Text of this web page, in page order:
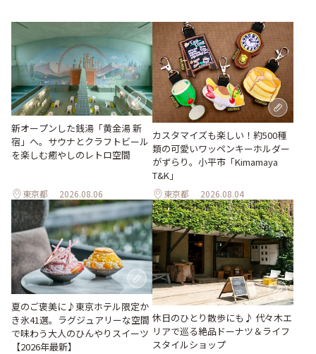
新オープンした銭湯「黄金湯 新
宿」へ。サウナとクラフトビール
を楽しむ癒やしのレトロ空間
東京都 2026.08.06
カスタマイズも楽しい！約500種
類の可愛いワッペンキーホルダー
がずらり。小平市「Kimamaya
T&K」
東京都 2026.08.04
夏のご褒美に♪東京ホテル限定か
き氷41選。ラグジュアリーな空間
で味わう大人のひんやりスイーツ
【2026年最新】
休日のひとり散歩にも♪ 代々木エ
リアで巡る絶品ドーナツ＆ライフ
スタイルショップ